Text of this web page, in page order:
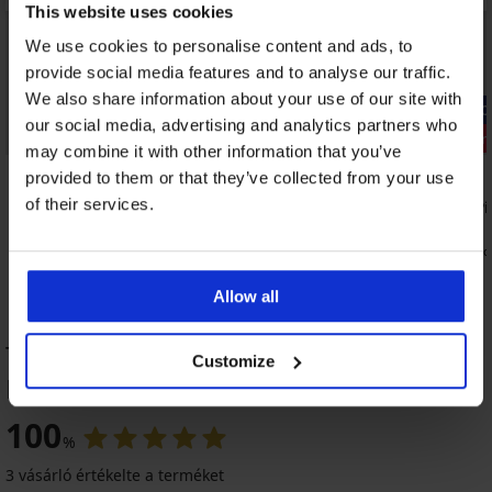
This website uses cookies
We use cookies to personalise content and ads, to
provide social media features and to analyse our traffic.
We also share information about your use of our site with
our social media, advertising and analytics partners who
may combine it with other information that you’ve
provided to them or that they’ve collected from your use
of their services.
Allow all
Customize
5
-20% GET20
Kiárusítás
Kedvezmény -70%
Wafaa Pink bikinialsó
1 880 Ft kód: GET20
-20% GET20
ColorPop
2 400 Ft
Kiárusítás -70%
-20 % GET20
Kiárusítás -70%
LIMITED Kiárusítás -70%
Top Madlyn női fürdőruha TERMÉK
ÉRTÉKELÉSE
100%
3 vásárló értékelte a terméket